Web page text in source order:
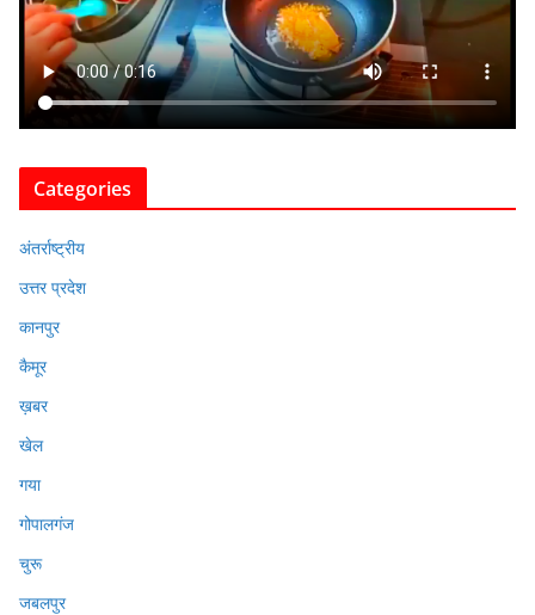
Categories
अंतर्राष्ट्रीय
उत्तर प्रदेश
कानपुर
कैमूर
ख़बर
खेल
गया
गोपालगंज
चुरू
जबलपुर